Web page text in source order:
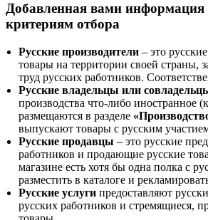
Добавленная вами информация
критериям отбора
Русские производители – это
товары на территории своей страны,
труд русских работников.
Русские владельцы или
производства что-либо иностранное
размещаются в разделе
выпускают товары с русским
Русские продавцы – это русские
работников и продающие русские
магазине есть хотя бы одна полка с
разместить в каталоге и
Русские услуги предоставляют
русских работников и стремящиеся,